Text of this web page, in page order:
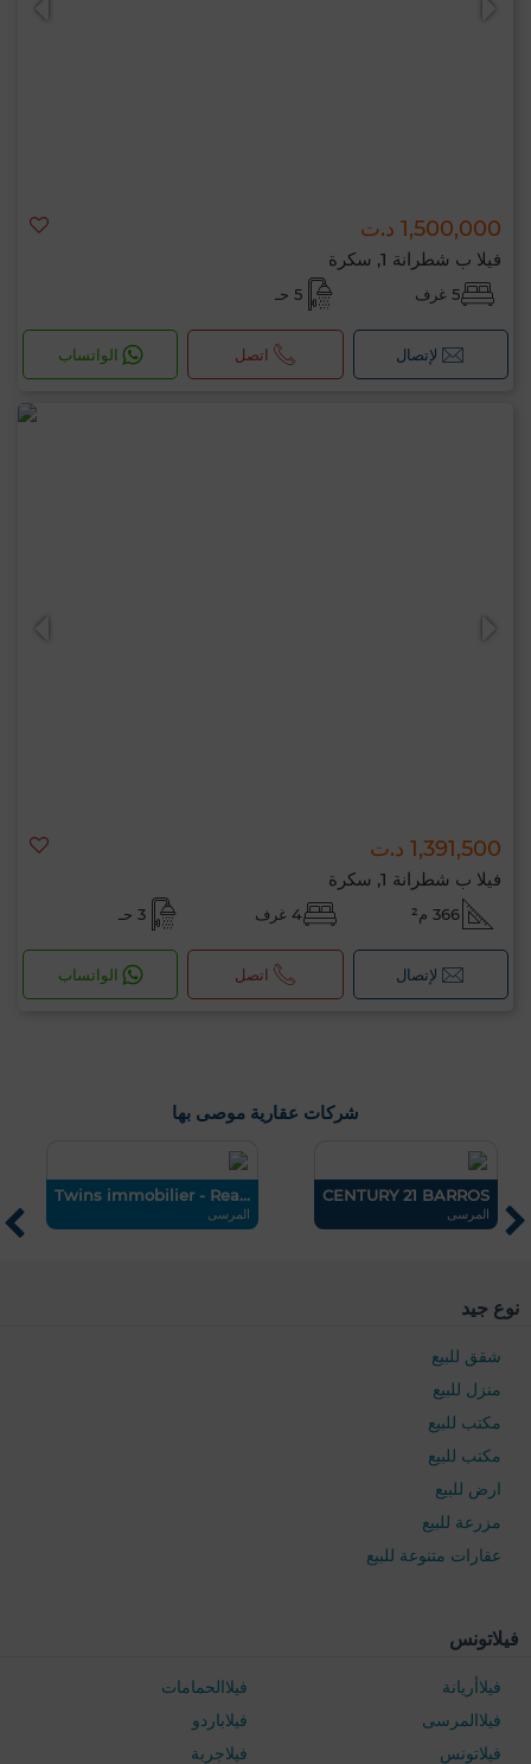
1,500,000 د.ت
فيلا ب شطرانة 1, سكرة
5 غرف 5 حـ
لإتصال اتصل الواتساب
1,391,500 د.ت
فيلا ب شطرانة 1, سكرة
366 م² 4 غرف 3 حـ
لإتصال اتصل الواتساب
شركات عقارية موصى بها
CENTURY 21 BARROS
المرسى
Twins immobilier - Rea...
المرسى
0 / 500
نوع جيد
شقق للبيع
منزل للبيع
مكتب للبيع
مكتب للبيع
ارض للبيع
مزرعة للبيع
عقارات متنوعة للبيع
فيلاتونس
فيلاأريانة
فيلاالحمامات
فيلاالمرسى
فيلاباردو
فيلاتونس
فيلاجربة